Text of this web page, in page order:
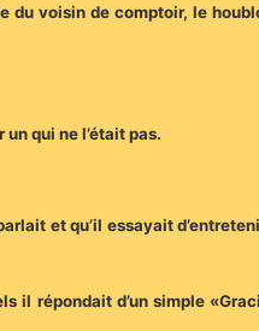
du voisin de comptoir, le
qui ne l’était pas.
et qu’il essayait
il répondait d’un simple